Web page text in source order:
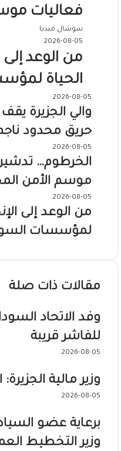
فعاليات
سوشال ميديا
2026-08-05
من الوعد إلى
الحياة
2026-08-05
والي الجزيرة
حريق محدود
2026-08-05
الخرطوم…
موسم الأمن
2026-08-05
من الوعد إلى
لمؤسسات
مقالات ذات صلة
وفد الاتحاد
للفاشر قريبة
2026-08-05
وزير مالية
2026-08-05
برعاية عضو